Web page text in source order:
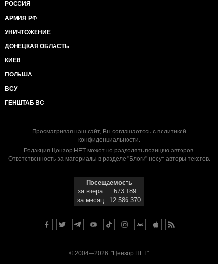
РОССИЯ
АРМИЯ РФ
УНИЧТОЖЕНИЕ
ДОНЕЦКАЯ ОБЛАСТЬ
КИЕВ
ПОЛЬША
ВСУ
ГЕНШТАБ ВС
Просматривая наш сайт, Вы соглашаетесь с политикой
конфиденциальности.
Редакция Цензор.НЕТ может не разделять позицию авторов.
Ответственность за материалы в разделе "Блоги" несут авторы текстов.
Посещаемость
за вчера
673 189
за месяц
12 586 370
© 2004—2026, "Цензор.НЕТ"